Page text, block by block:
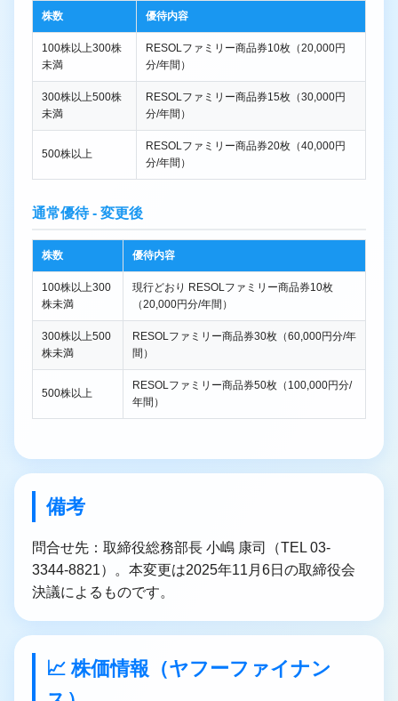
株数 優待内容
100株以上300株
未満
RESOLファミリー商品券10枚（20,000円
分/年間）
300株以上500株
未満
RESOLファミリー商品券15枚（30,000円
分/年間）
500株以上
RESOLファミリー商品券20枚（40,000円
分/年間）
通常優待 - 変更後
株数 優待内容
100株以上300
株未満
現行どおり RESOLファミリー商品券10枚
（20,000円分/年間）
300株以上500
株未満
RESOLファミリー商品券30枚（60,000円分/年
間）
500株以上
RESOLファミリー商品券50枚（100,000円分/
年間）
備考
問合せ先：取締役総務部長 小嶋 康司（TEL 03-
3344-8821）。本変更は2025年11月6日の取締役会
決議によるものです。
📈 株価情報（ヤフーファイナン